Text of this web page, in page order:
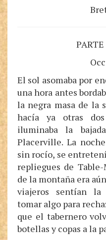
El sol asomaba por
una hora antes
la negra masa de la
hacía ya otras
iluminaba la
Placerville. La
sin rocío, se
repliegues de
de la montaña era
viajeros sentían la
tomar algo para
que el tabernero
botellas y copas a la